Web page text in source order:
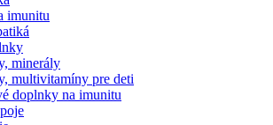
imunitu
minerály
multivitamíny pre deti
doplnky na imunitu